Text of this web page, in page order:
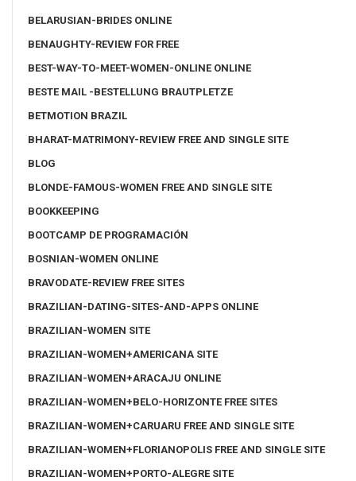
BELARUSIAN-BRIDES ONLINE
BENAUGHTY-REVIEW FOR FREE
BEST-WAY-TO-MEET-WOMEN-ONLINE ONLINE
BESTE MAIL -BESTELLUNG BRAUTPLETZE
BETMOTION BRAZIL
BHARAT-MATRIMONY-REVIEW FREE AND SINGLE SITE
BLOG
BLONDE-FAMOUS-WOMEN FREE AND SINGLE SITE
BOOKKEEPING
BOOTCAMP DE PROGRAMACIÓN
BOSNIAN-WOMEN ONLINE
BRAVODATE-REVIEW FREE SITES
BRAZILIAN-DATING-SITES-AND-APPS ONLINE
BRAZILIAN-WOMEN SITE
BRAZILIAN-WOMEN+AMERICANA SITE
BRAZILIAN-WOMEN+ARACAJU ONLINE
BRAZILIAN-WOMEN+BELO-HORIZONTE FREE SITES
BRAZILIAN-WOMEN+CARUARU FREE AND SINGLE SITE
BRAZILIAN-WOMEN+FLORIANOPOLIS FREE AND SINGLE SITE
BRAZILIAN-WOMEN+PORTO-ALEGRE SITE